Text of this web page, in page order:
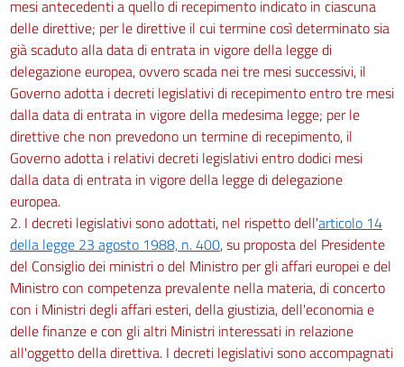
mesi antecedenti a quello di recepimento indicato in ciascuna
delle direttive; per le direttive il cui termine così determinato sia
già scaduto alla data di entrata in vigore della legge di
delegazione europea, ovvero scada nei tre mesi successivi, il
Governo adotta i decreti legislativi di recepimento entro tre mesi
dalla data di entrata in vigore della medesima legge; per le
direttive che non prevedono un termine di recepimento, il
Governo adotta i relativi decreti legislativi entro dodici mesi
dalla data di entrata in vigore della legge di delegazione
europea.
2. I decreti legislativi sono adottati, nel rispetto dell'articolo 14
della legge 23 agosto 1988, n. 400, su proposta del Presidente
del Consiglio dei ministri o del Ministro per gli affari europei e del
Ministro con competenza prevalente nella materia, di concerto
con i Ministri degli affari esteri, della giustizia, dell'economia e
delle finanze e con gli altri Ministri interessati in relazione
all'oggetto della direttiva. I decreti legislativi sono accompagnati